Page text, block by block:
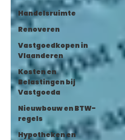
Handelsruimte
Renoveren
Vastgoedkopen in
Vlaanderen
Kosten en
Belastingen bij
Vastgoeda
Nieuwbouw en BTW-
regels
Hypotheken en